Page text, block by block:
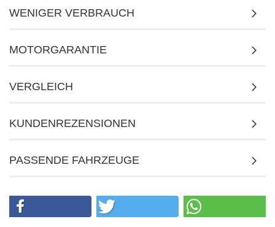
WENIGER VERBRAUCH
MOTORGARANTIE
VERGLEICH
KUNDENREZENSIONEN
PASSENDE FAHRZEUGE